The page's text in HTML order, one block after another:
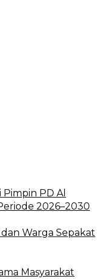
PD Al
2026–2030
dan Warga Sepakat
Masyarakat